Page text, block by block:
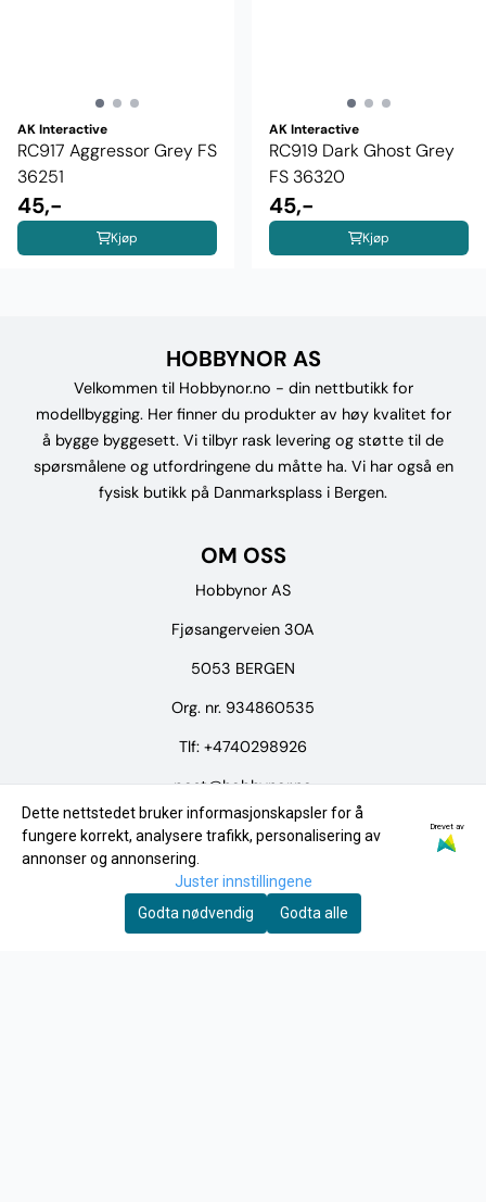
AK Interactive
RC917 Aggressor Grey FS
36251
45,-
Kjøp
AK Interactive
RC919 Dark Ghost Grey
FS 36320
45,-
Kjøp
HOBBYNOR AS
Velkommen til Hobbynor.no - din nettbutikk for
modellbygging. Her finner du produkter av høy kvalitet for
å bygge byggesett. Vi tilbyr rask levering og støtte til de
spørsmålene og utfordringene du måtte ha. Vi har også en
fysisk butikk på Danmarksplass i Bergen.
OM OSS
Hobbynor AS
Fjøsangerveien 30A
5053 BERGEN
Org. nr. 934860535
Tlf: +4740298926
post@hobbynor.no
Meny
Merker
Tilbud
Dette nettstedet bruker informasjonskapsler for å
fungere korrekt, analysere trafikk, personalisering av
annonser og annonsering.
Drevet av
Juster innstillingene
Godta nødvendig
Godta alle